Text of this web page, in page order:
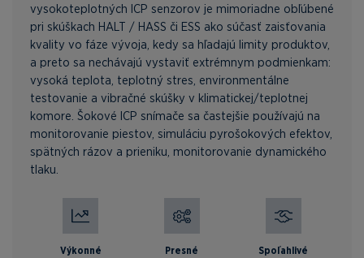
vysokoteplotných ICP senzorov je mimoriadne obľúbené
pri skúškach HALT / HASS či ESS ako súčasť zaisťovania
kvality vo fáze vývoja, kedy sa hľadajú limity produktov,
a preto sa nechávajú vystaviť extrémnym podmienkam:
vysoká teplota, teplotný stres, environmentálne
testovanie a vibračné skúšky v klimatickej/teplotnej
komore. Šokové ICP snímače sa častejšie používajú na
monitorovanie piestov, simuláciu pyrošokových efektov,
spätných rázov a prieniku, monitorovanie dynamického
tlaku.
Výkonné Presné Spoľahlivé